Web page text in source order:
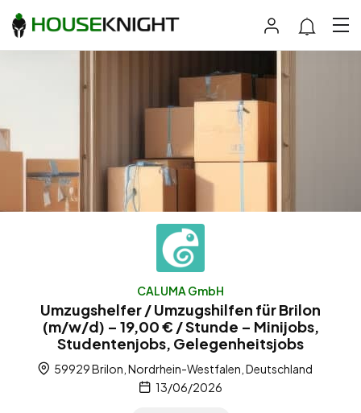
CALUMA GmbH
Umzugshelfer / Umzugshilfen für Brilon
(m/w/d) – 19,00 € / Stunde – Minijobs,
Studentenjobs, Gelegenheitsjobs
59929 Brilon, Nordrhein-Westfalen, Deutschland
13/06/2026